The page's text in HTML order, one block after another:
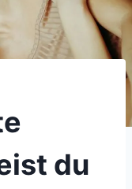
du